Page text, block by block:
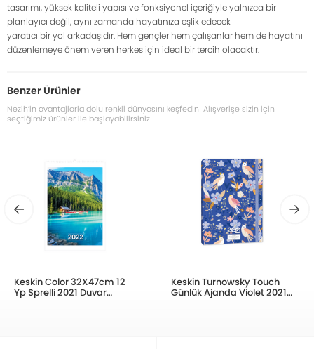
tasarımı, yüksek kaliteli yapısı ve fonksiyonel içeriğiyle yalnızca bir
planlayıcı değil, aynı zamanda hayatınıza eşlik edecek
yaratıcı bir yol arkadaşıdır. Hem gençler hem çalışanlar hem de hayatını
düzenlemeye önem veren herkes için ideal bir tercih olacaktır.
Benzer Ürünler
Nezih’in avantajlarla dolu renkli dünyasını keşfedin! Alışverişe sizin için
seçtiğimiz ürünler ile başlayabilirsiniz.
Keskin Color 32X47cm 12
Yp Sprelli 2021 Duvar
Takvimi Manzara 810523
Keskin Turnowsky Touch
Günlük Ajanda Violet 2021